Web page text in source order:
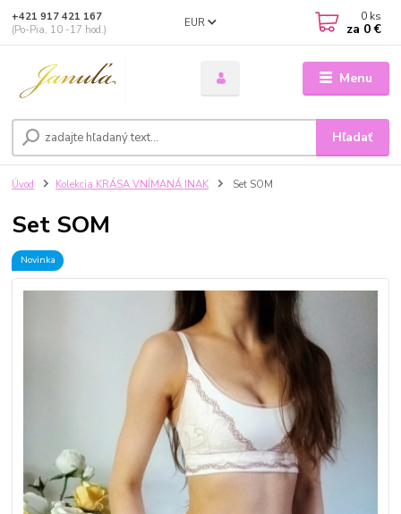
Menu
EUR
Hľadať
+421 917 421 167
(Po-Pia, 10 -17 hod.)
0 ks
za 0 €
Úvod Kolekcia KRÁSA VNÍMANÁ INAK Set SOM
Set SOM
Novinka